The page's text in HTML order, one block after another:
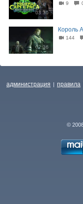
03:30
9
02:36
Король
144
администрация | правила
©